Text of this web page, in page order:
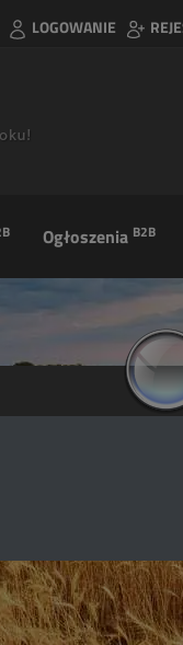
LOGOWANIE
Ogłoszenia B2B